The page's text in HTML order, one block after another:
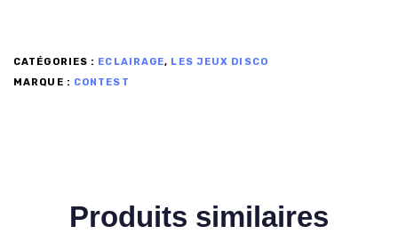
CATÉGORIES : ECLAIRAGE, LES JEUX DISCO
MARQUE : CONTEST
Produits similaires